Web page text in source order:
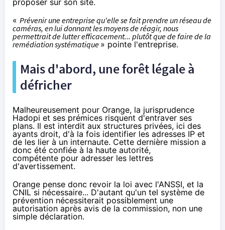
proposer sur son site.
« Prévenir une entreprise qu'elle se fait prendre un réseau de
caméras, en lui donnant les moyens de réagir, nous
permettrait de lutter efficacement... plutôt que de faire de la
remédiation systématique » pointe l'entreprise.
Mais d'abord, une forêt légale à
défricher
Malheureusement pour Orange, la jurisprudence
Hadopi et ses prémices risquent d'entraver ses
plans. Il est interdit aux structures privées, ici des
ayants droit, d'à la fois identifier les adresses IP et
de les lier à un internaute. Cette dernière mission a
donc été confiée à la haute autorité,
compétente pour adresser les lettres
d'avertissement.
Orange pense donc revoir la loi avec l'ANSSI, et la
CNIL si nécessaire... D'autant qu'un tel système de
prévention nécessiterait possiblement une
autorisation après avis de la commission, non une
simple déclaration.